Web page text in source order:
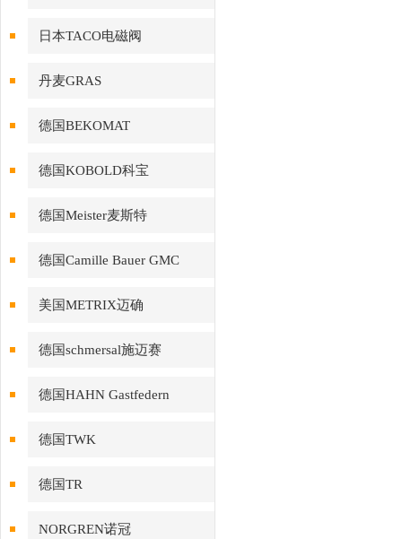
日本TACO电磁阀
丹麦GRAS
德国BEKOMAT
德国KOBOLD科宝
德国Meister麦斯特
德国Camille Bauer GMC
美国METRIX迈确
德国schmersal施迈赛
德国HAHN Gastfedern
德国TWK
德国TR
NORGREN诺冠